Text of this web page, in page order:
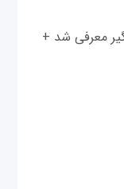
معرفی شد +